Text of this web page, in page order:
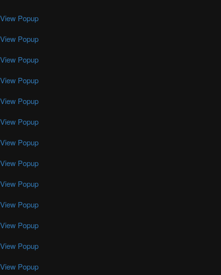
View Popup
View Popup
View Popup
View Popup
View Popup
View Popup
View Popup
View Popup
View Popup
View Popup
View Popup
View Popup
View Popup